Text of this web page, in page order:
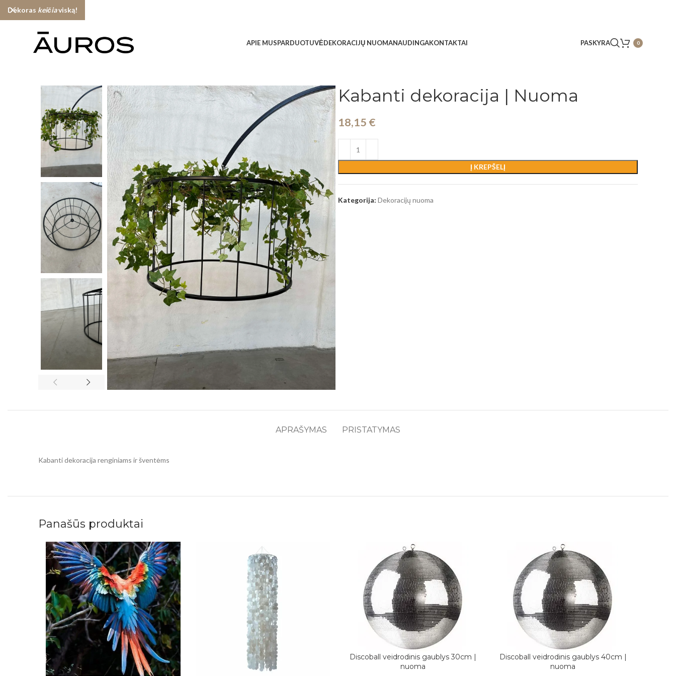
APIE MUSPARDUOTUVĖDEKORACIJŲ NUOMANAUDINGAKONTAKTAI PASKYRA 0
Kabanti dekoracija | Nuoma
18,15 €
Į KREPŠELĮ
Kategorija: Dekoracijų nuoma
APRAŠYMAS PRISTATYMAS
Kabanti dekoracija renginiams ir šventėms
Panašūs produktai
PASIRINKITE DATAS
Discoball veidrodinis gaublys 30cm |
nuoma
PASIRINKITE DATAS
Discoball veidrodinis gaublys 40cm |
nuoma
Dekoras keičiaviską!